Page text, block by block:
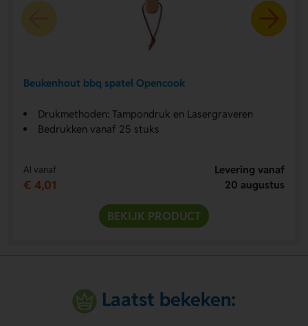
Beukenhout bbq spatel Opencook
Drukmethoden: Tampondruk en Lasergraveren
Bedrukken vanaf 25 stuks
Al vanaf
€ 4,01
Levering vanaf
20 augustus
BEKIJK PRODUCT
Laatst bekeken: